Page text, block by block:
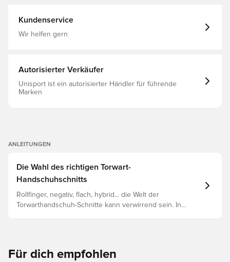
Kundenservice
Wir helfen gern
Autorisierter Verkäufer
Unisport ist ein autorisierter Händler für führende
Marken
ANLEITUNGEN
Die Wahl des richtigen Torwart-
Handschuhschnitts
Rollfinger, negativ, flach, hybrid... die Welt der
Torwarthandschuh-Schnitte kann verwirrend sein. In
Für dich empfohlen